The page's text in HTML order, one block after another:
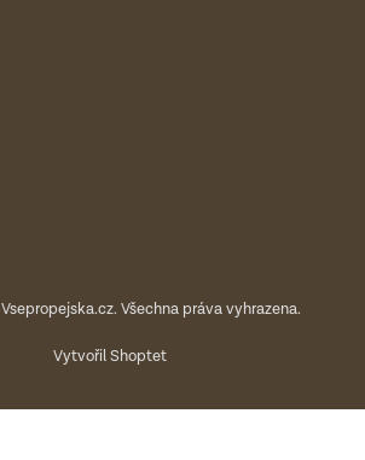
Vytvořil Shoptet
Vsepropejska.cz. Všechna práva vyhrazena.